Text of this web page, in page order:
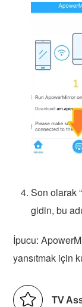
Son olarak
gidin, bu
İpucu:
yansıtmak için
TV